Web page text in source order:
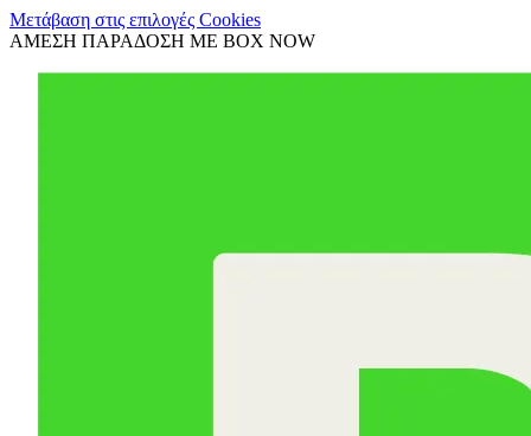
Μετάβαση στις επιλογές Cookies
ΑΜΕΣΗ ΠΑΡΑΔΟΣΗ ΜΕ BOX NOW